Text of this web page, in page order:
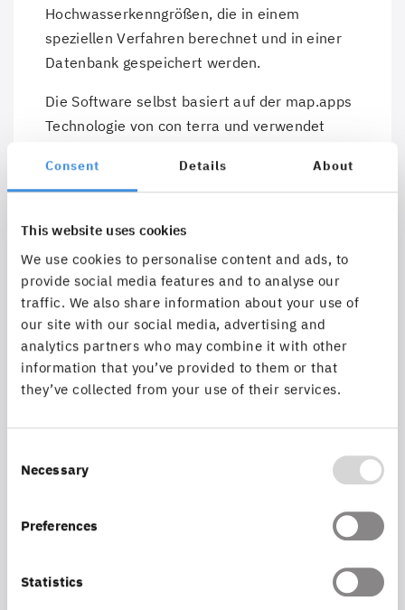
Consent Details About
This website uses cookies
We use cookies to personalise content and ads, to
provide social media features and to analyse our
traffic. We also share information about your use of
our site with our social media, advertising and
analytics partners who may combine it with other
information that you’ve provided to them or that
they’ve collected from your use of their services.
Selection
Necessary
Preferences
Statistics
Hochwasserkenngrößen, die in einem
speziellen Verfahren berechnet und in einer
Datenbank gespeichert werden.
Die Software selbst basiert auf der map.apps
Technologie von con terra und verwendet
fortschrittliches WebGIS-Framework zu
Hochwasserkenngrößen und Wassermengen
visualisieren und zu analysieren. Zusätzlich
verfügt die Software über ein spezielles
Werkzeug, mit dem Hochwasserkenngrößen
für beliebige Punkte entlang der Flüsse
berechnet werden können, selbst wenn diese
in Abschnitten ohne vorhandene Messstellen